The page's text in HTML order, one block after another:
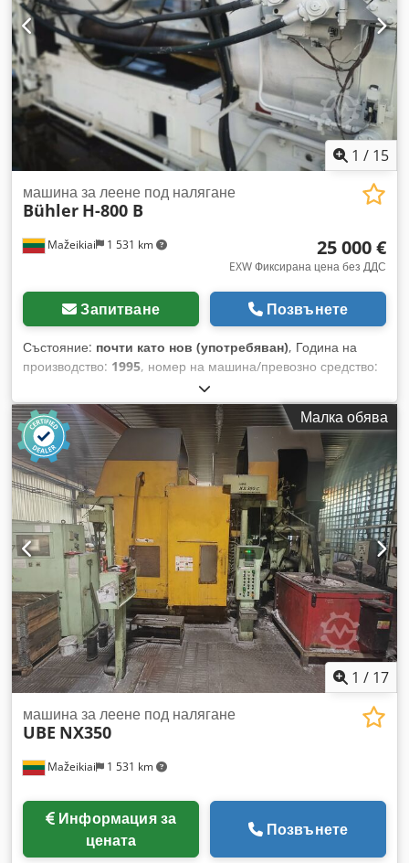
гъвкаво монтирани капаци с панта - Нов дизайн на
помпата, позволяващ по-дълги интервали на почистване -
Поставка за съд за шлака – улеснява почистването на
ваната за топене - Симетричен дизайн на пещта – не е
необходимо ляво/дясно изпълнение Dcsdpjy E Tybjfx Ah
Tjk Подходяща за DAW 20F / W20Zn По желание може да
бъде доставен електрически шкаф за управление на
1 / 15
Mažeikiai 1 531 km
машина за леене под налягане
Bühler H-800 B
25 000 €
EXW Фиксирана цена без ДДС
Запитване Позвънете
Състояние: почти като нов (употребяван), Година на
производство: 1995, номер на машина/превозно средство:
, Автоматична машина за високонапорно леене
под налягане Bühler. Затваряща сила: 9800 kN. Dedpefbl
Enofx Ah Tsck Машината е демонтирана.
Малка обява
1 / 17
Mažeikiai 1 531 km
машина за леене под налягане
UBE NX350
Информация за
цената
Позвънете